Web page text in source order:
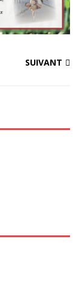
SUIVANT